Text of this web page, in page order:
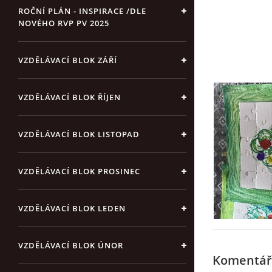
ROČNÍ PLÁN - INSPIRACE /DLE
NOVÉHO RVP PV 2025
VZDĚLÁVACÍ BLOK ZÁŘÍ
VZDĚLÁVACÍ BLOK ŘÍJEN
VZDĚLÁVACÍ BLOK LISTOPAD
VZDĚLÁVACÍ BLOK PROSINEC
VZDĚLÁVACÍ BLOK LEDEN
VZDĚLÁVACÍ BLOK ÚNOR